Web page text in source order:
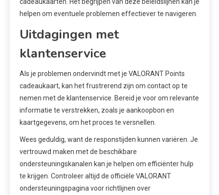
helpen om eventuele problemen effectiever te navigeren.
Uitdagingen met
klantenservice
Als je problemen ondervindt met je VALORANT Points
cadeaukaart, kan het frustrerend zijn om contact op te
nemen met de klantenservice. Bereid je voor om relevante
informatie te verstrekken, zoals je aankoopbon en
kaartgegevens, om het proces te versnellen.
Wees geduldig, want de responstijden kunnen variëren. Je
vertrouwd maken met de beschikbare
ondersteuningskanalen kan je helpen om efficiënter hulp
te krijgen. Controleer altijd de officiële VALORANT
ondersteuningspagina voor richtlijnen over